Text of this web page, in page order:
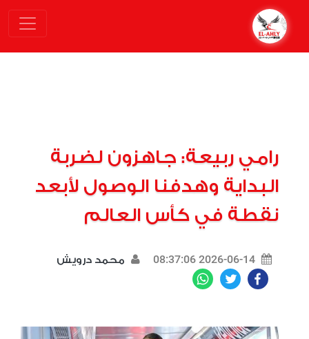
رامي ربيعة: جاهزون لضربة
البداية وهدفنا الوصول لأبعد
نقطة في كأس العالم
2026-06-14 08:37:06 محمد درويش
Facebook
Twitter